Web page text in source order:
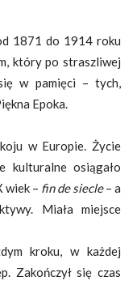
1871 do 1914 roku
który po straszliwej
w pamięci – tych,
Epoka.
w Europie. Życie
kulturalne osiągało
wiek – fin de siecle– a
Miała miejsce
kroku, w każdej
Zakończył się czas